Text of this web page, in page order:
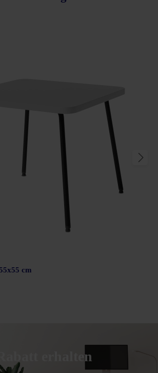
cm
erhalten